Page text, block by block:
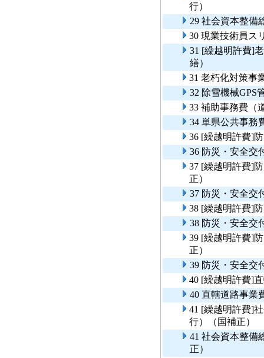
行）
29 社会資本整備
30 現業技術員ス
31 [繰越明許費]
繕）
31 老朽化対策事
32 除雪機械GPS
33 補助事務費（
34 単県公共事務
36 [繰越明許費]
36 防災・安全交
37 [繰越明許費]
正）
37 防災・安全交
38 [繰越明許費]
38 防災・安全交
39 [繰越明許費]
正）
39 防災・安全交
40 [繰越明許費]
40 直轄道路事業
41 [繰越明許費]
行）（国補正）
41 社会資本整備
正）